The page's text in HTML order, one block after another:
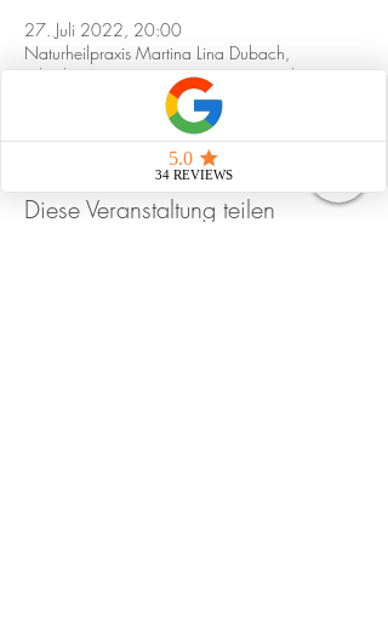
27. Juli 2022, 20:00
Naturheilpraxis Martina Lina Dubach,
Tribschenstrasse 62, 6005 Luzern, Schweiz
Diese Veranstaltung teilen